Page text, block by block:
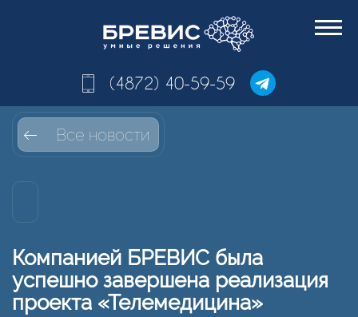
(4872) 40-59-59
Все новости
Компанией БРЕВИС была
успешно завершена реализация
проекта «Телемедицина»